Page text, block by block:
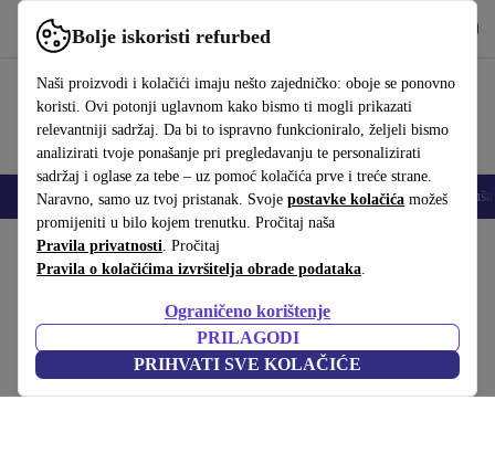
Bolje iskoristi refurbed
Naši proizvodi i kolačići imaju nešto zajedničko: oboje se ponovno
koristi. Ovi potonji uglavnom kako bismo ti mogli prikazati
relevantniji sadržaj. Da bi to ispravno funkcioniralo, željeli bismo
analizirati tvoje ponašanje pri pregledavanju te personalizirati
sadržaj i oglase za tebe – uz pomoć kolačića prve i treće strane.
Naravno, samo uz tvoj pristanak. Svoje postavke kolačića možeš
promijeniti u bilo kojem trenutku. Pročitaj naša
Pravila privatnosti. Pročitaj
Pravila o kolačićima izvršitelja obrade podataka.
Ograničeno korištenje
PRILAGODI
PRIHVATI SVE KOLAČIĆE
Koristi refurbed brzo i jednostavno
Mobiteli Prijenosna računala Tableti Pametni satovi Dodaci
Početna stranica Proizvodi Kućanstvo
Ibiza deka strop pamuk održiv
Plava
(Prikupljanje recenzija)